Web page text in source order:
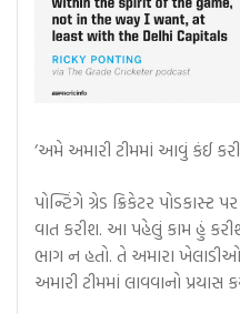
‘અમે અમારી ટીમમાં આવું કંઈ
પોન્ટિંગે ગ્રેડ ક્રિકેટર પોડકાસ્ટ
વાત કરીશ. આ પહેલું કામ હું
ભાગ ન હતો. તે અમારા
અમારી ટીમમાં લાવવાનો પ્રયાસ